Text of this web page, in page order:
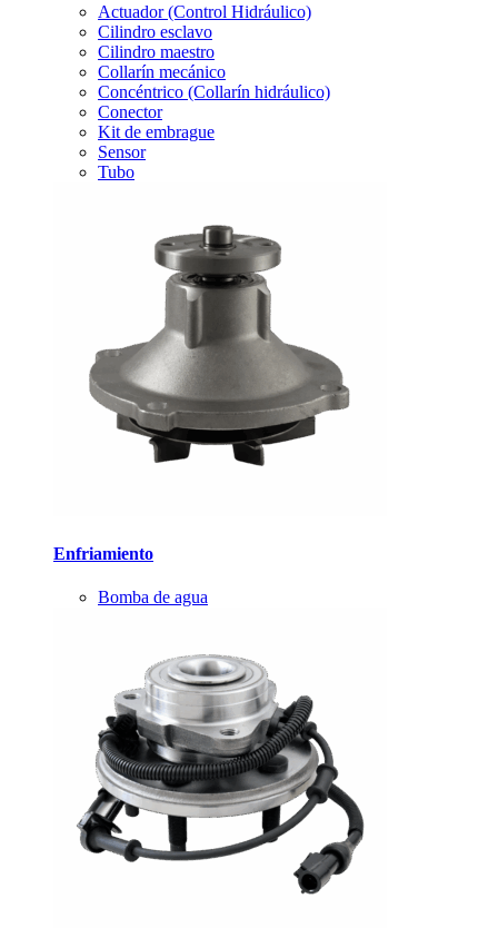
Actuador (Control Hidráulico)
Cilindro esclavo
Cilindro maestro
Collarín mecánico
Concéntrico (Collarín hidráulico)
Conector
Kit de embrague
Sensor
Tubo
Enfriamiento
Bomba de agua